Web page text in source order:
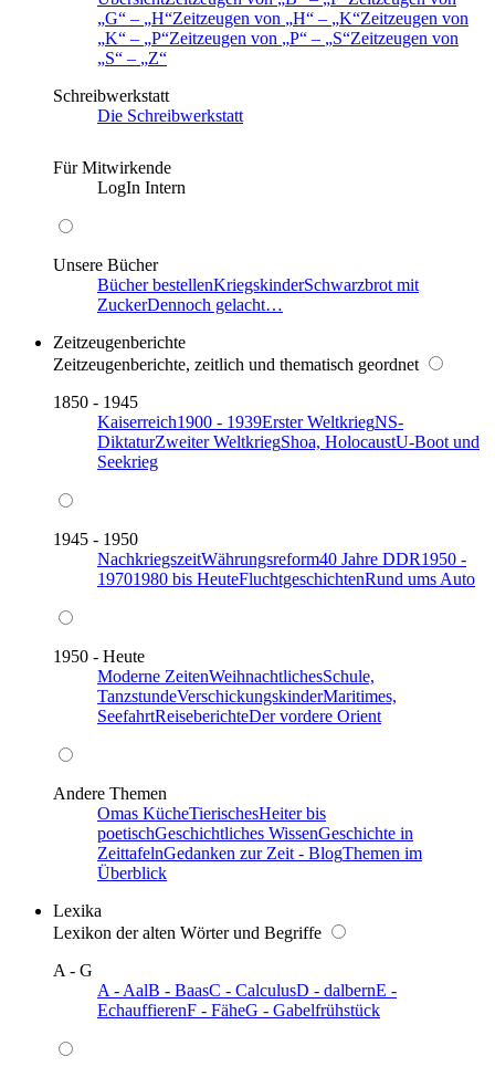
G
– H Zeitzeugen von H – K Zeitzeugen von
K
– P Zeitzeugen von P – S Zeitzeugen von
S
–
Z
Schreibwerkstatt
Die Schreibwerkstatt
Für Mitwirkende
LogIn Intern
Unsere Bücher
Bücher bestellenKriegskinderSchwarzbrot mit
ZuckerDennoch gelacht…
Zeitzeugenberichte
Zeitzeugenberichte, zeitlich und thematisch geordnet
1850 - 1945
Kaiserreich1900 - 1939Erster WeltkriegNS-
DiktaturZweiter WeltkriegShoa, HolocaustU-Boot und
Seekrieg
1945 - 1950
NachkriegszeitWährungsreform40 Jahre DDR1950 -
19701980 bis HeuteFluchtgeschichtenRund ums Auto
1950 - Heute
Moderne ZeitenWeihnachtlichesSchule,
TanzstundeVerschickungskinderMaritimes,
SeefahrtReiseberichteDer vordere Orient
Andere Themen
Omas KücheTierischesHeiter bis
poetischGeschichtliches WissenGeschichte in
ZeittafelnGedanken zur Zeit - BlogThemen im
Überblick
Lexika
Lexikon der alten Wörter und Begriffe
A - G
A - AalB - BaasC - CalculusD - dalbernE -
EchauffierenF - FäheG - Gabelfrühstück